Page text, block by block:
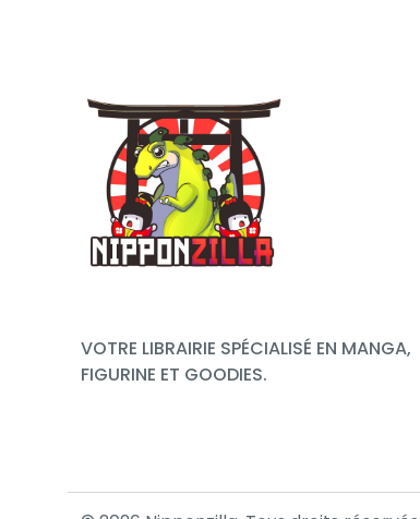
VOTRE LIBRAIRIE SPÉCIALISÉ EN MANGA,
FIGURINE ET GOODIES.